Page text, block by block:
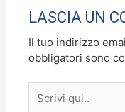
o
k
n
LASCIA UN
Il tuo indirizzo
obbligatori sono
qui..